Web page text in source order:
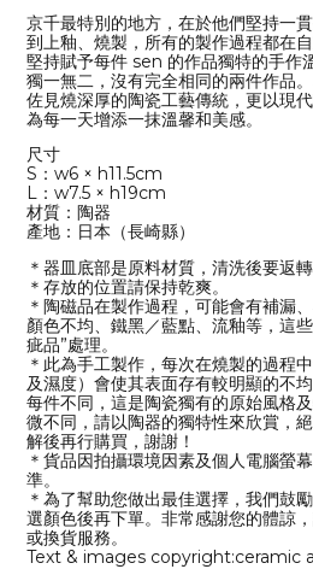
京千最特別的地方，在於他們堅持一
到上釉、燒製，所有的製作過程都在
堅持賦予每件 sen 的作品獨特的手作
獨一無二，沒有完全相同的兩件作品
佐見燒深厚的陶瓷工藝傳統，更以現
為每一天增添一抹溫馨和美感。
尺寸
S：w6 × h11.5cm
L：w7.5 × h19cm
材質：陶器
產地：日本（長崎縣）
＊器皿底部是原料材質，清洗後要返
＊存放的位置請保持乾爽。
＊陶磁品在製作過程，可能會有補漏
顏色不均、鐵黑／藍點、流釉等，這
疵品”處理。
＊此為手工製作，每次在燒製的過程
及濕度）會使其表面存有較明顯的不
每件不同，這是陶瓷獨有的原始風格
微不同，請以陶器的獨特性來欣賞，
解後再行購買，謝謝！
＊貨品因拍攝環境因素及個人電腦螢
準。
＊為了幫助您做出最佳選擇，我們鼓
選顏色後再下單。非常感謝您的體諒
或換貨服務。
Text & images copyright:ceramic